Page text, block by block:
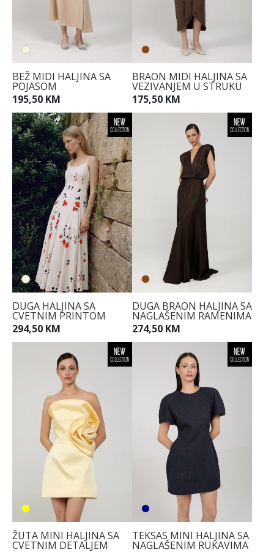
BEŽ MIDI HALJINA SA
POJASOM
195,50 KM
BRAON MIDI HALJINA SA
VEZIVANJEM U STRUKU
175,50 KM
DUGA HALJINA SA
CVETNIM PRINTOM
294,50 KM
DUGA BRAON HALJINA SA
NAGLAŠENIM RAMENIMA
274,50 KM
ŽUTA MINI HALJINA SA
CVETNIM DETALJEM
TEKSAS MINI HALJINA SA
NAGLAŠENIM RUKAVIMA